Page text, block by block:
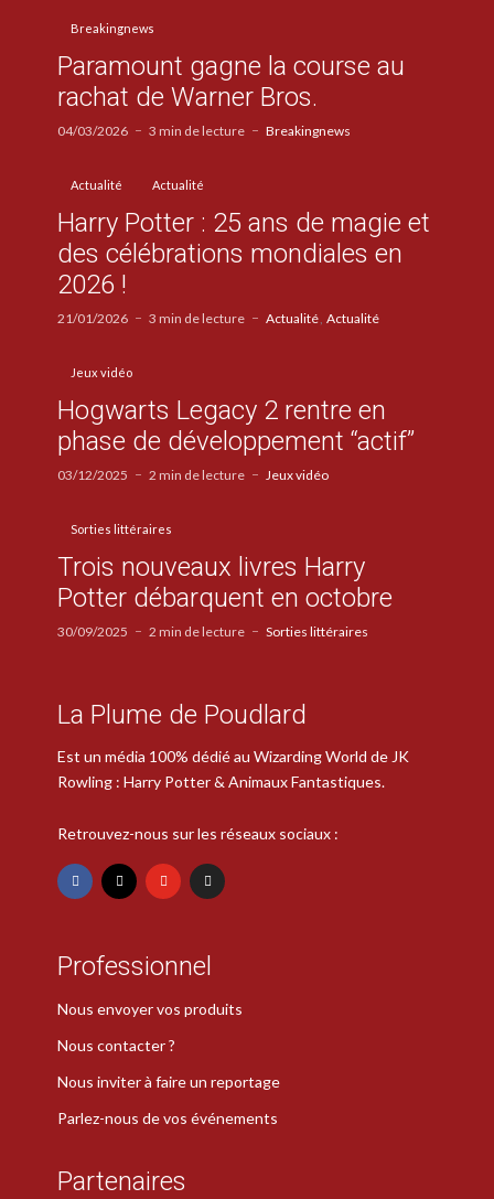
Breakingnews
Paramount gagne la course au
rachat de Warner Bros.
04/03/2026 3 min de lecture Breakingnews
Actualité Actualité
Harry Potter : 25 ans de magie et
des célébrations mondiales en
2026 !
21/01/2026 3 min de lecture Actualité Actualité
Jeux vidéo
Hogwarts Legacy 2 rentre en
phase de développement “actif”
03/12/2025 2 min de lecture Jeux vidéo
Sorties littéraires
Trois nouveaux livres Harry
Potter débarquent en octobre
30/09/2025 2 min de lecture Sorties littéraires
La Plume de Poudlard
Est un média 100% dédié au Wizarding World de JK
Rowling : Harry Potter & Animaux Fantastiques.
Retrouvez-nous sur les réseaux sociaux :
Professionnel
Nous envoyer vos produits
Nous contacter ?
Nous inviter à faire un reportage
Parlez-nous de vos événements
Partenaires